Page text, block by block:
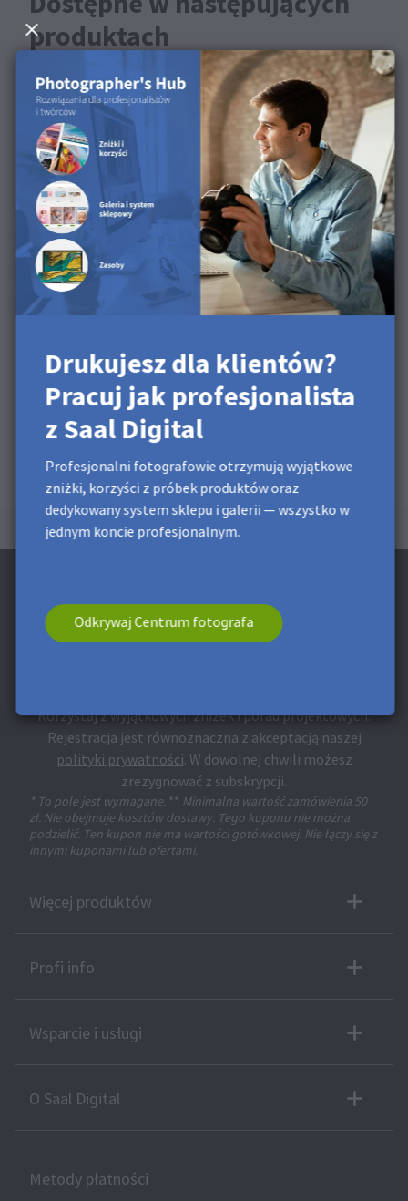
produktach
Ta powierzchnia jest dostępna dla Druków FineArt i
Plakatów FineArt.
Odkryj tę powierzchnię w
naszym filmie o produkcie
Drukujesz dla klientów?
Pracuj jak profesjonalista
z Saal Digital
Profesjonalni fotografowie otrzymują wyjątkowe
zniżki, korzyści z próbek produktów oraz
dedykowany system sklepu i galerii — wszystko w
jednym koncie profesjonalnym.
Odkrywaj Centrum fotografa
Korzystaj z wyjątkowych zniżek i porad projektowych.
Rejestracja jest równoznaczna z akceptacją naszej
polityki prywatności. W dowolnej chwili możesz
zrezygnować z subskrypcji.
* To pole jest wymagane. ** Minimalna wartość zamówienia 50
zł. Nie obejmuje kosztów dostawy. Tego kuponu nie można
podzielić. Ten kupon nie ma wartości gotówkowej. Nie łączy się z
innymi kuponami lub ofertami.
Więcej produktów
Profi info
Wsparcie i usługi
O Saal Digital
Metody płatności